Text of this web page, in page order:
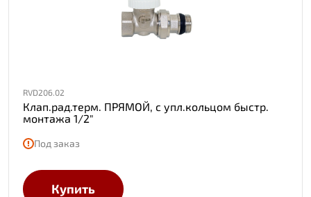
RVD206.02
Клап.рад.терм. ПРЯМОЙ, с упл.кольцом быстр.
монтажа 1/2"
Под заказ
Купить